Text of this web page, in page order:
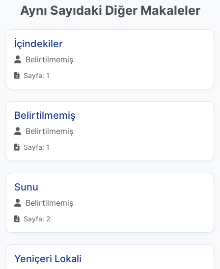
Aynı Sayıdaki Diğer Makaleler
İçindekiler
Belirtilmemiş
Sayfa: 1
Belirtilmemiş
Belirtilmemiş
Sayfa: 1
Sunu
Belirtilmemiş
Sayfa: 2
Yeniçeri Lokali